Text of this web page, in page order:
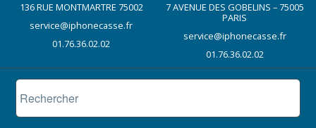
136 RUE MONTMARTRE 75002
service@iphonecasse.fr
01.76.36.02.02
7 AVENUE DES GOBELINS – 75005
PARIS
service@iphonecasse.fr
01.76.36.02.02